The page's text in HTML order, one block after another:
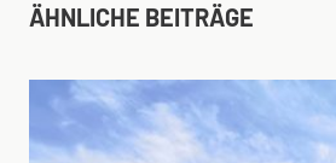
ÄHNLICHE BEITRÄGE